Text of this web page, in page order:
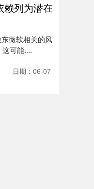
赖列为潜在
微软相关的风
可能....
日期：06-07